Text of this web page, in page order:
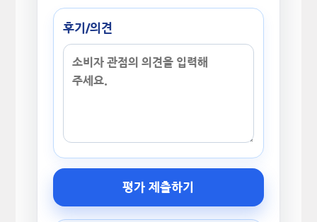
후기/의견
평가 제출하기